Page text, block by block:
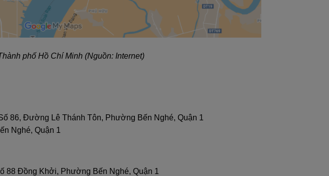
phố Hồ Chí Minh (Nguồn: Internet)
86, Đường Lê Thánh Tôn, Phường Bến Nghé, Quận 1
Nghé, Quận 1
88 Đồng Khởi, Phường Bến Nghé, Quận 1